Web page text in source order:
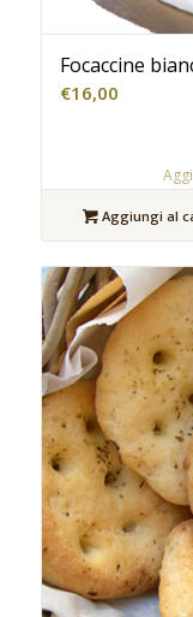
Focaccine
€16,00
Aggiungi al